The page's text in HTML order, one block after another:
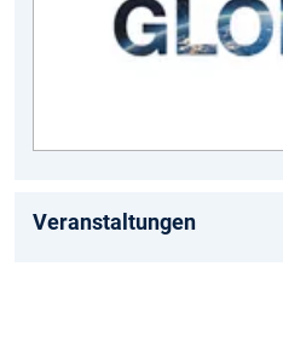
Veranstaltungen